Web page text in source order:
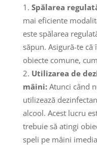
Spălarea
mai eficiente
este spălarea
săpun. Asigură-te
obiecte comune,
Utilizarea de
mâini:Atunci când
utilizează
alcool. Acest lucru
trebuie să atingi
speli pe mâini